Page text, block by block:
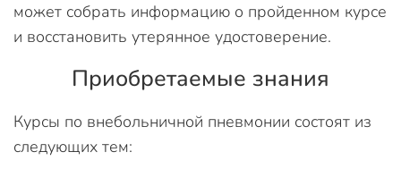
может собрать информацию о пройденном курсе
и восстановить утерянное удостоверение.
Приобретаемые знания
Курсы по внебольничной пневмонии состоят из
следующих тем: